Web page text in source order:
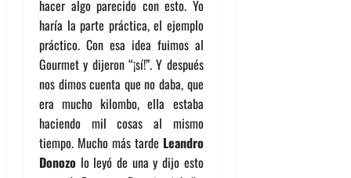
hacer algo parecido con esto. Yo
haría la parte práctica, el ejemplo
práctico. Con esa idea fuimos al
Gourmet y dijeron “¡sí!”. Y después
nos dimos cuenta que no daba, que
era mucho kilombo, ella estaba
haciendo mil cosas al mismo
tiempo. Mucho más tarde Leandro
Donozo lo leyó de una y dijo esto